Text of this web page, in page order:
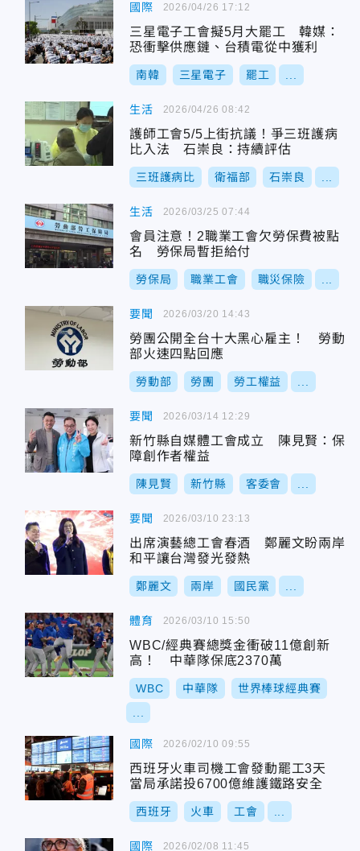
國際
三星電子工會擬5月大罷工 韓媒：
恐衝擊供應鏈、台積電從中獲利
南韓 三星電子 罷工
2026/04/26 17:12
生活
護師工會5/5上街抗議！爭三班護病
比入法 石崇良：持續評估
三班護病比 衛福部 石崇良
2026/04/26 08:42
生活
會員注意！2職業工會欠勞保費被點
名 勞保局暫拒給付
勞保局 職業工會 職災保險
2026/03/25 07:44
要聞
勞團公開全台十大黑心雇主！ 勞動
部火速四點回應
勞動部 勞團 勞工權益
2026/03/20 14:43
要聞
新竹縣自媒體工會成立 陳見賢：保
障創作者權益
陳見賢 新竹縣 客委會
2026/03/14 12:29
要聞
出席演藝總工會春酒 鄭麗文盼兩岸
和平讓台灣發光發熱
鄭麗文 兩岸 國民黨
2026/03/10 23:13
體育
WBC/經典賽總獎金衝破11億創新
高！ 中華隊保底2370萬
WBC 中華隊 世界棒球經典賽
2026/03/10 15:50
國際
西班牙火車司機工會發動罷工3天
當局承諾投6700億維護鐵路安全
西班牙 火車 工會
2026/02/10 09:55
國際 2026/02/08 11:45